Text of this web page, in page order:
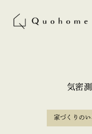
気密
家づくりのい